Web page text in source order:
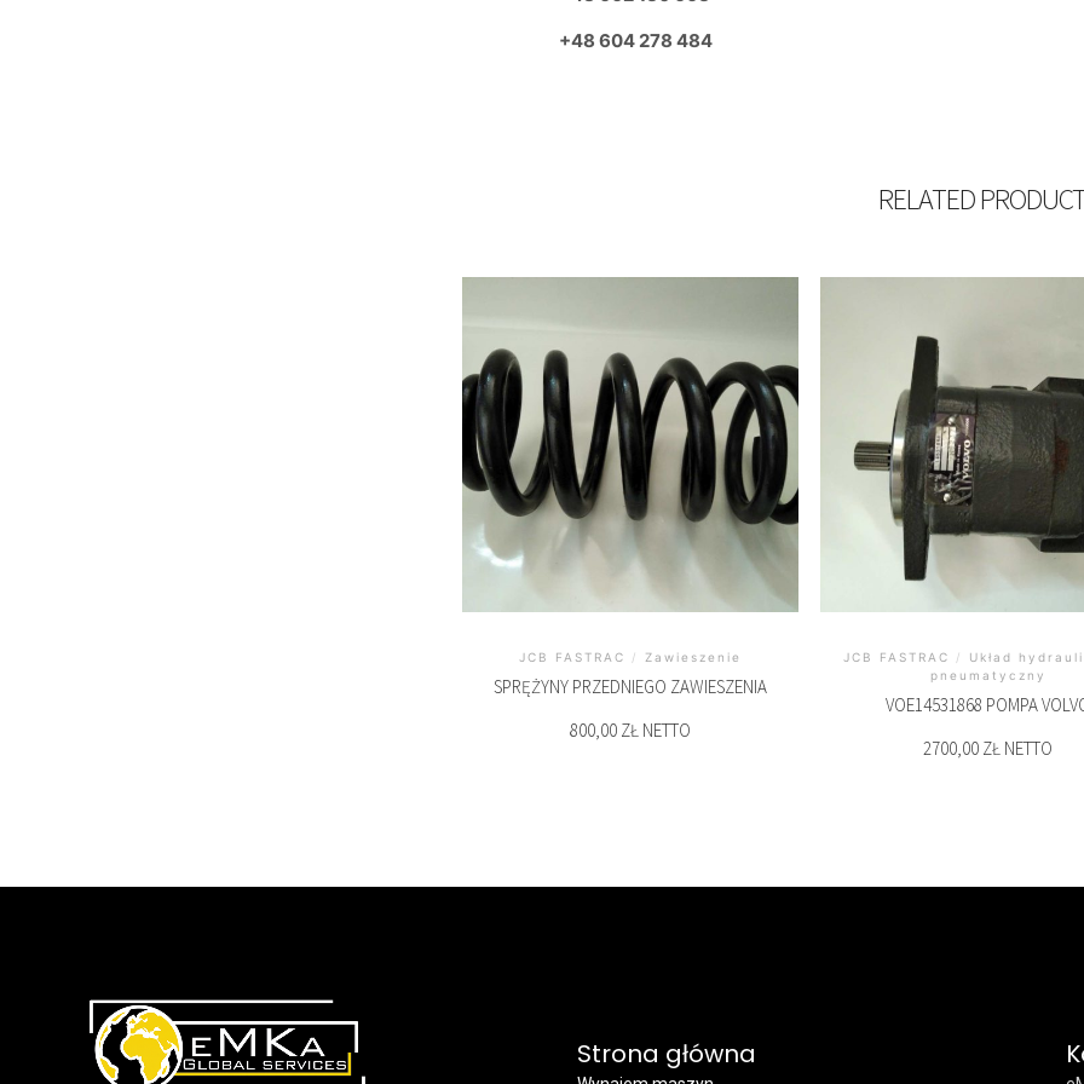
+48 604 278 484
RELATED
JCB FASTRAC / Zawieszenie
SPRĘŻYNY PRZEDNIEGO ZAWIESZENIA
800,00 ZŁ NETTO
JCB FASTRAC /
Układ
pneumatyczny
VOE14531868 POMPA
2700,00 ZŁ NETTO
Strona główna